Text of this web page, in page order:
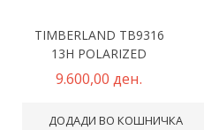
TIMBERLAND TB9316
13H POLARIZED
9.600,00 ден.
ДОДАДИ ВО КОШНИЧКА